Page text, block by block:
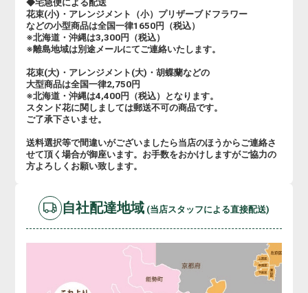
◆宅急便による配送
花束(小)・アレンジメント（小）プリザーブドフラワー
などの小型商品は全国一律1650円（税込）
※北海道・沖縄は3,300円（税込）
※離島地域は別途メールにてご連絡いたします。
花束(大)・アレンジメント(大)・胡蝶蘭などの
大型商品は全国一律2,750円
※北海道・沖縄は4,400円（税込）となります。
スタンド花に関しましては郵送不可の商品です。
ご了承下さいませ。
送料選択等で間違いがございましたら当店のほうからご連絡さ
せて頂く場合が御座います。お手数をおかけしますがご協力の
方よろしくお願い致します。
自社配達地域 (当店スタッフによる直接配送)